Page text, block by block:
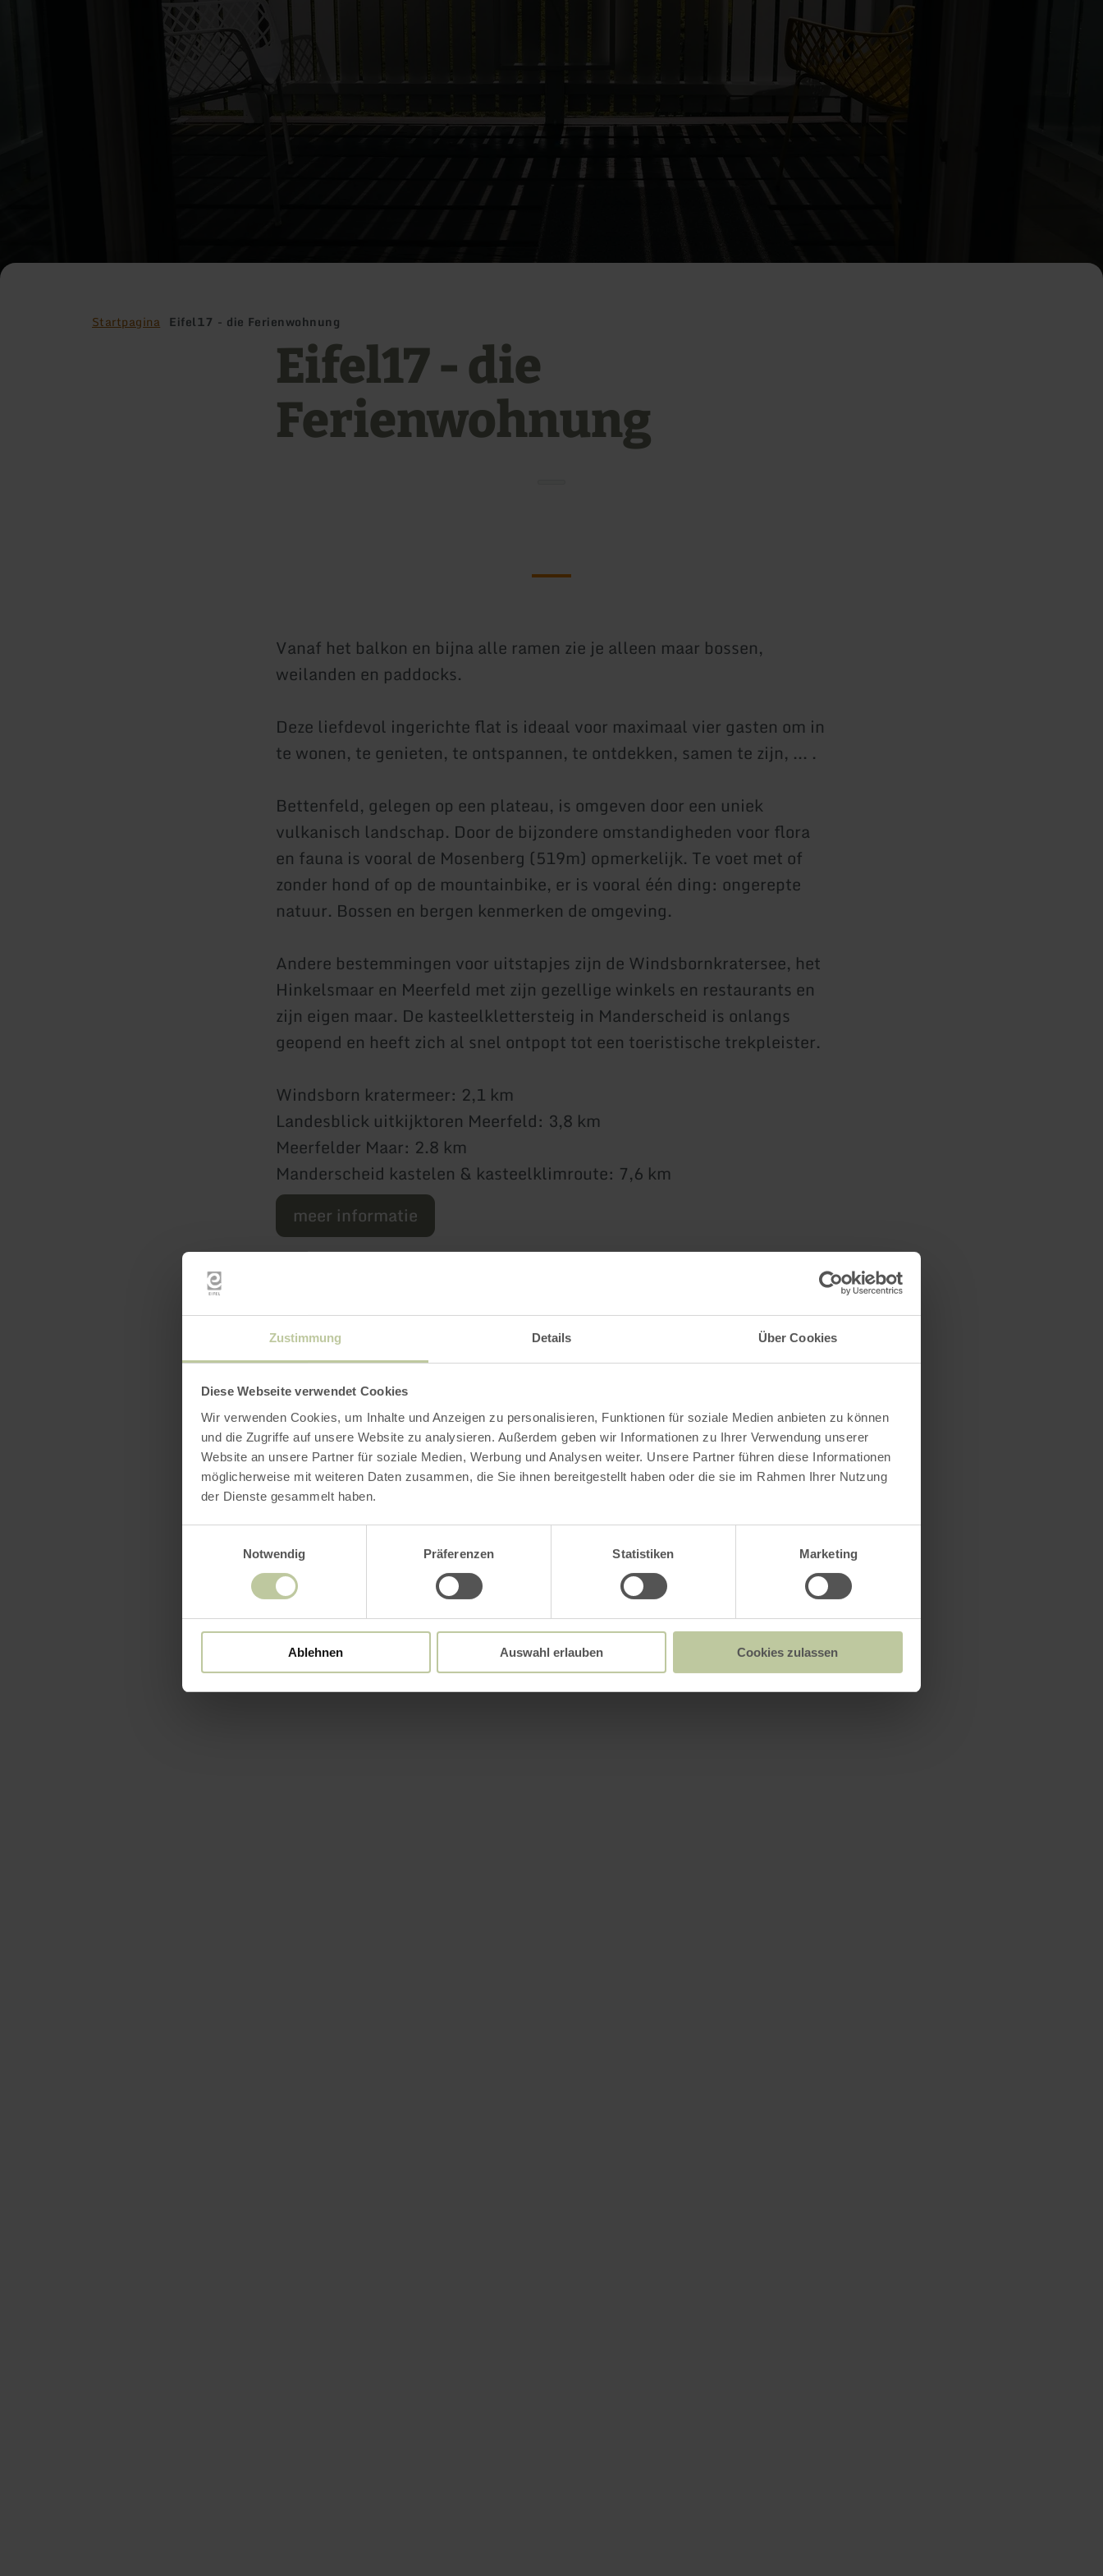
Zustimmung Details Über Cookies
Diese Webseite verwendet Cookies
Wir verwenden Cookies, um Inhalte und Anzeigen zu personalisieren, Funktionen für soziale Medien anbieten zu können
und die Zugriffe auf unsere Website zu analysieren. Außerdem geben wir Informationen zu Ihrer Verwendung unserer
Website an unsere Partner für soziale Medien, Werbung und Analysen weiter. Unsere Partner führen diese Informationen
möglicherweise mit weiteren Daten zusammen, die Sie ihnen bereitgestellt haben oder die sie im Rahmen Ihrer Nutzung
der Dienste gesammelt haben.
Notwendig
Präferenzen Statistiken Marketing
Ablehnen Auswahl erlauben Cookies zulassen
Startpagina Eifel17 - die Ferienwohnung
Eifel17 - die
Ferienwohnung
Vanaf het balkon en bijna alle ramen zie je alleen maar bossen,
weilanden en paddocks.
Deze liefdevol ingerichte flat is ideaal voor maximaal vier gasten om in
te wonen, te genieten, te ontspannen, te ontdekken, samen te zijn, ... .
Bettenfeld, gelegen op een plateau, is omgeven door een uniek
vulkanisch landschap. Door de bijzondere omstandigheden voor flora
en fauna is vooral de Mosenberg (519m) opmerkelijk. Te voet met of
zonder hond of op de mountainbike, er is vooral één ding: ongerepte
natuur. Bossen en bergen kenmerken de omgeving.
Andere bestemmingen voor uitstapjes zijn de Windsbornkratersee, het
Hinkelsmaar en Meerfeld met zijn gezellige winkels en restaurants en
zijn eigen maar. De kasteelklettersteig in Manderscheid is onlangs
geopend en heeft zich al snel ontpopt tot een toeristische trekpleister.
Windsborn kratermeer: 2,1 km
Landesblick uitkijktoren Meerfeld: 3,8 km
Meerfelder Maar: 2.8 km
Manderscheid kastelen & kasteelklimroute: 7,6 km
meer informatie
Meer informatie
Uitrustingskenmerken